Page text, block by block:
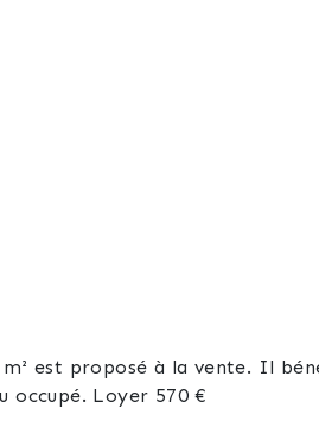
est proposé à la vente. Il
occupé. Loyer 570 €